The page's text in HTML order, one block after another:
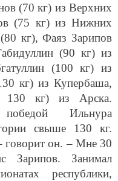
(70 кг) из Верхних
(75 кг) из Нижних
кг), Фаяз Зарипов
(90 кг) из
(100 кг) из
кг) из Купербаша,
130 кг) из Арска.
Ильнура
свыше 130 кг.
говорит он. – Мне 30
Занимал
республики,